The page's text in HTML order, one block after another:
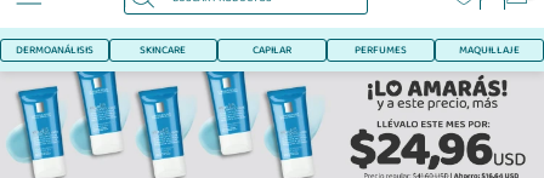
DERMOANÁLISIS SKINCARE CAPILAR PERFUMES MAQUILLAJE